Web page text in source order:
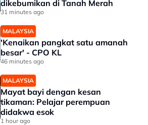
dikebumikan di Tanah Merah
31 minutes ago
MALAYSIA
'Kenaikan pangkat satu amanah
besar' - CPO KL
46 minutes ago
MALAYSIA
Mayat bayi dengan kesan
tikaman: Pelajar perempuan
didakwa esok
1 hour ago